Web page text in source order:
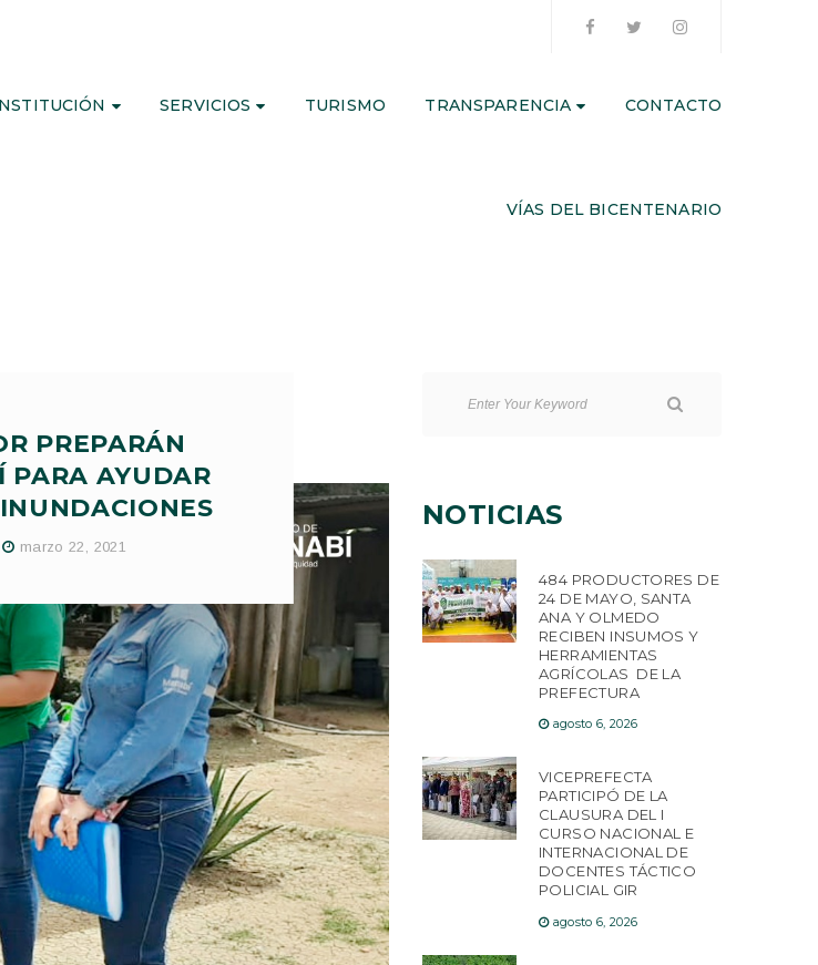
SERVICIOS TURISMO TRANSPARENCIA CONTACTO
VÍAS DEL BICENTENARIO
PREPARÁN
PARA AYUDAR
marzo 22, 2021
NOTICIAS
484 PRODUCTORES DE
24 DE MAYO, SANTA
ANA Y OLMEDO
RECIBEN INSUMOS Y
HERRAMIENTAS
AGRÍCOLAS DE LA
PREFECTURA
agosto 6, 2026
VICEPREFECTA
PARTICIPÓ DE LA
CLAUSURA DEL I
CURSO NACIONAL E
INTERNACIONAL DE
DOCENTES TÁCTICO
POLICIAL GIR
agosto 6, 2026